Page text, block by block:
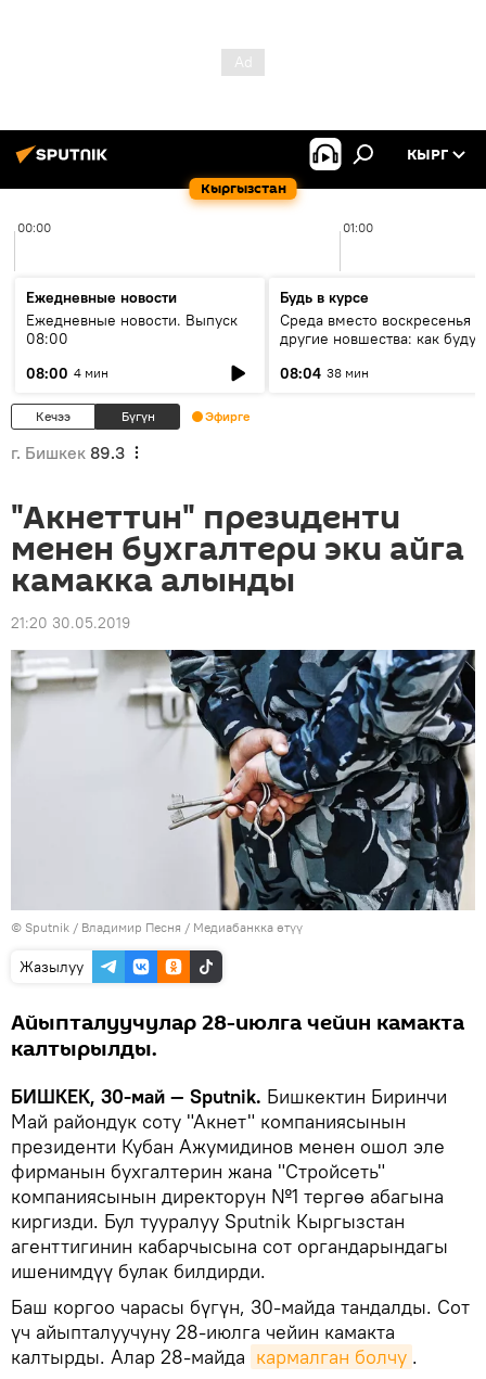
Кыргызстан
КЫРГ
00:00 01:00
Ежедневные новости
Ежедневные новости. Выпуск
08:00
08:00 4 мин
Будь в курсе
Среда вместо воскресенья и
другие новшества: как будут
08:04 38 мин
Кечээ Бүгүн Эфирге
г. Бишкек 89.3
"Акнеттин" президенти
менен бухгалтери эки айга
камакка алынды
21:20 30.05.2019
© Sputnik / Владимир Песня / Медиабанкка өтүү
Жазылуу
Айыпталуучулар 28-июлга чейин камакта
калтырылды.
БИШКЕК, 30-май — Sputnik. Бишкектин Биринчи
Май райондук соту "Акнет" компаниясынын
президенти Кубан Ажумидинов менен ошол эле
фирманын бухгалтерин жана "Стройсеть"
компаниясынын директорун №1 тергөө абагына
киргизди. Бул тууралуу Sputnik Кыргызстан
агенттигинин кабарчысына сот органдарындагы
ишенимдүү булак билдирди.
Баш коргоо чарасы бүгүн, 30-майда тандалды. Сот
үч айыпталуучуну 28-июлга чейин камакта
калтырды. Алар 28-майда кармалган болчу .